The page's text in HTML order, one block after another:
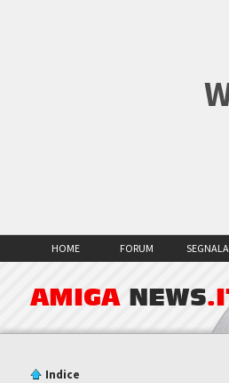
HOME FORUM SEGNALA
AMIGA NEWS
Indice